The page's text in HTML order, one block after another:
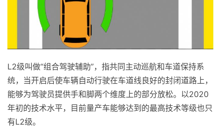
L2级叫做“组合驾驶辅助”，指共同主动巡航和车道保持系
统，当开启后使车辆自动行驶在车道线良好的封闭道路上，
能够为驾驶员提供手和脚两个维度上的部分放松。以2020
年初的技术水平，目前量产车能够达到的最高技术等级也只
有L2级。